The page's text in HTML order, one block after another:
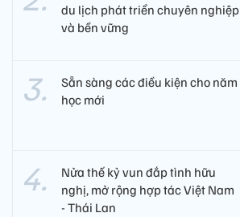
du lịch phát triển chuyên nghiệp
và bền vững
Sẵn sàng các điều kiện cho năm
học mới
Nửa thế kỷ vun đắp tình hữu
nghị, mở rộng hợp tác Việt Nam
- Thái Lan